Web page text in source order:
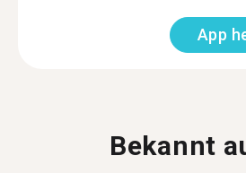
App
Bekannt